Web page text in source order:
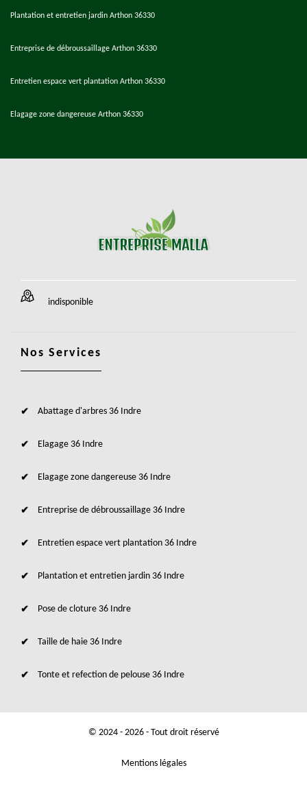
Plantation et entretien jardin Arthon 36330
Entreprise de débroussaillage Arthon 36330
Entretien espace vert plantation Arthon 36330
Elagage zone dangereuse Arthon 36330
indisponible
Nos Services
Abattage d'arbres 36 Indre
Elagage 36 Indre
Elagage zone dangereuse 36 Indre
Entreprise de débroussaillage 36 Indre
Entretien espace vert plantation 36 Indre
Plantation et entretien jardin 36 Indre
Pose de cloture 36 Indre
Taille de haie 36 Indre
Tonte et refection de pelouse 36 Indre
© 2024 - 2026 - Tout droit réservé
Mentions légales